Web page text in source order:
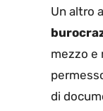
Un altro
mezzo e
di